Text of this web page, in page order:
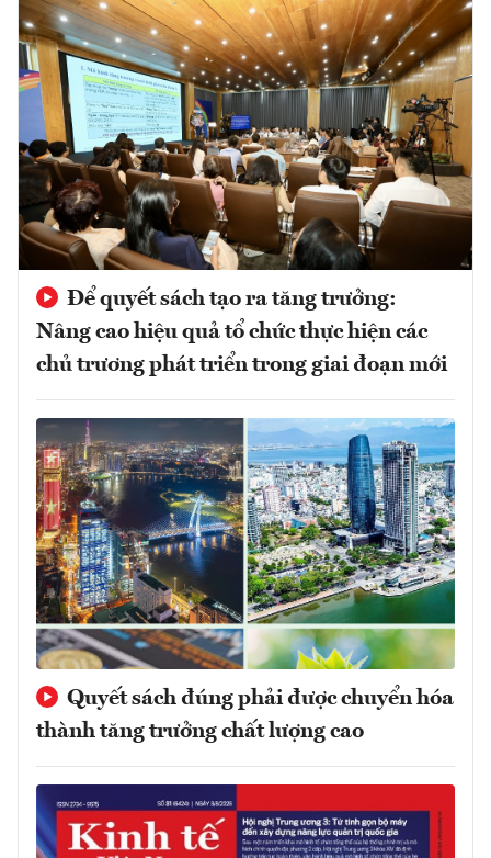
Để quyết sách tạo ra tăng trưởng:
Nâng cao hiệu quả tổ chức thực hiện các
chủ trương phát triển trong giai đoạn mới
Quyết sách đúng phải được chuyển hóa
thành tăng trưởng chất lượng cao